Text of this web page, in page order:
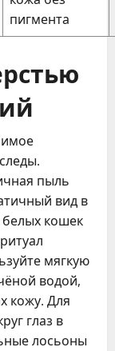
пигмента
пыль
вид в
кошек
мягкую
водой,
кожу. Для
глаз в
лосьоны